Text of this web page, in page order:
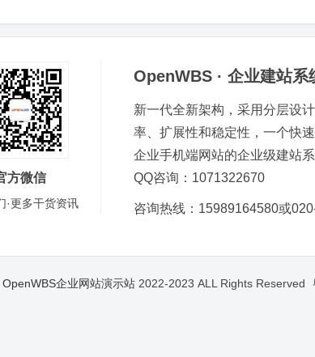
方微信
·更多干货资讯
OpenWBS · 企业建站系
新一代全新架构，采用分层设
率、扩展性和稳定性，一个快
企业手机端网站的企业级建站系
QQ咨询：1071322670
咨询热线：15989164580或
OpenWBS企业网站演示站 2022-2023 ALL Rights Reserved